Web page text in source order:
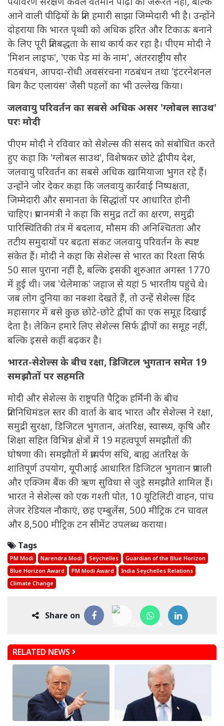
आने वाली पीढ़ियों के प्रति हमारी साझा जिम्मेदारी भी है। उन्होंने
दोहराया कि भारत पृथ्वी को अधिक हरित और टिकाऊ बनाने
के लिए पूरी प्रतिबद्धता के साथ कार्य कर रहा है। पीएम मोदी ने
'मिशन लाइफ', 'एक पेड़ मां के नाम', अंतरराष्ट्रीय सौर
गठबंधन, आपदा-रोधी अवसंरचना गठबंधन तथा 'इंटरनेशनल
बिग कैट एलायंस' जैसी पहलों का भी उल्लेख किया।
जलवायु परिवर्तन का सबसे अधिक असर 'ग्लोबल साउथ'
परः मोदी
पीएम मोदी ने रविवार को सेशेल्स की संसद को संबोधित करते
हुए कहा कि 'ग्लोबल साउथ', विशेषकर छोटे द्वीपीय देश,
जलवायु परिवर्तन का सबसे अधिक खामियाजा भुगत रहे हैं।
उन्होंने जोर देकर कहा कि जलवायु कार्रवाई निष्पक्षता,
जिम्मेदारी और समानता के सिद्धांतों पर आधारित होनी
चाहिए। प्रधानमंत्री ने कहा कि समुद्र तटों का क्षरण, समुद्री
पारिस्थितिकी तंत्र में बदलाव, मौसम की अनिश्चितता और
तटीय समुदायों पर बढ़ता संकट जलवायु परिवर्तन के स्पष्ट
संकेत हैं। मोदी ने कहा कि सेशेल्स से भारत का रिश्ता सिर्फ
50 साल पुराना नहीं है, बल्कि इसकी शुरुआत अगस्त 1770
में हुई थी। जब 'थेलेमाक' जहाज से यहां 5 भारतीय पहुंचे थे।
जब लोग दुनिया का नक्शा देखते हैं, तो उन्हें सेशेल्स हिंद
महासागर में बसे कुछ छोटे-छोटे द्वीपों का एक समूह दिखाई
देता है। लेकिन हमारे लिए सेशेल्स सिर्फ द्वीपों का समूह नहीं,
बल्कि इससे कहीं बढ़कर है।
भारत-सेशेल्स के बीच रक्षा, डिजिटल भुगतान समेत 19
समझौतों पर सहमति
मोदी और सेशेल्स के राष्ट्रपति पैट्रिक हर्मिनी के बीच
प्रतिनिधिमंडल स्तर की वार्ता के बाद भारत और सेशेल्स ने रक्षा,
समुद्री सुरक्षा, डिजिटल भुगतान, अंतरिक्ष, स्वास्थ्य, कृषि और
शिक्षा सहित विभिन्न क्षेत्रों में 19 महत्वपूर्ण समझौतों की
घोषणा की। समझौतों में प्रत्यर्पण संधि, बाह्य अंतरिक्ष के
शांतिपूर्ण उपयोग, यूपीआई आधारित डिजिटल भुगतान प्रणाली
और एक्जिम बैंक की ऋण सुविधा से जुड़े समझौते शामिल हैं।
भारत ने सेशेल्स को एक गश्ती पोत, 10 यूटिलिटी वाहन, पांच
लेजर रेडियल नौकाएं, छह एम्बुलेंस, 500 मीट्रिक टन चावल
और 8,500 मीट्रिक टन सीमेंट उपलब्ध कराया।
Tags
PM Modi Narendra Modi Seychelles
Guardian of the Blue Horizon
Blue Horizon Award
PM Modi Award
India Seychelles Relations
Climate Change
Share on
RELATED NEWS